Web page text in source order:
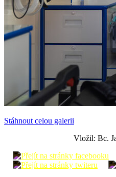
Stáhnout celou galerii
Vložil: Bc.